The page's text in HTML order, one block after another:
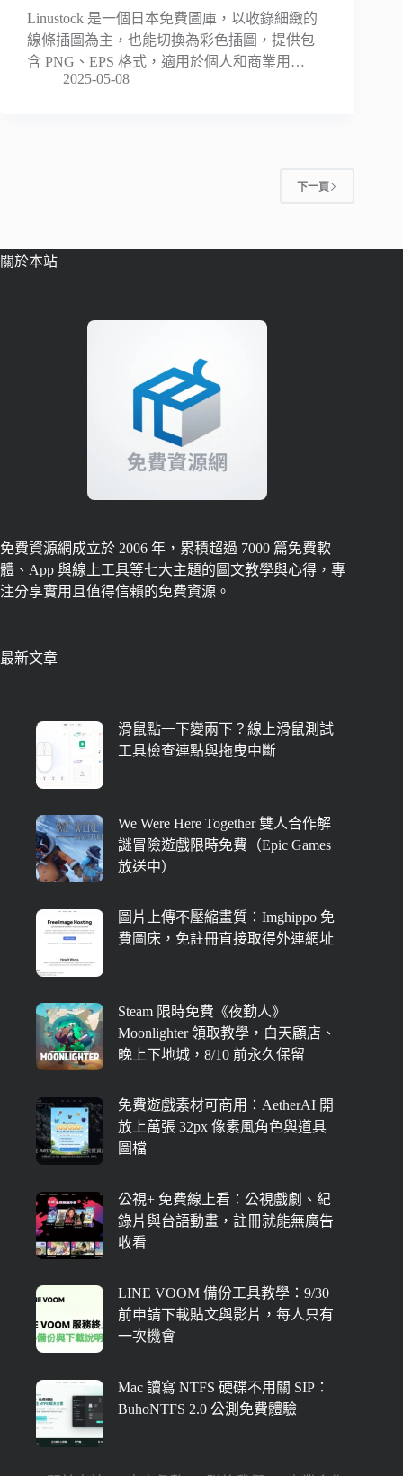
Linustock 是一個日本免費圖庫，以收錄細緻的
線條插圖為主，也能切換為彩色插圖，提供包
含 PNG、EPS 格式，適用於個人和商業用…
2025-05-08
下一頁
關於本站
免費資源網成立於 2006 年，累積超過 7000 篇免費軟
體、App 與線上工具等七大主題的圖文教學與心得，專
注分享實用且值得信賴的免費資源。
最新文章
滑鼠點一下變兩下？線上滑鼠測試
工具檢查連點與拖曳中斷
We Were Here Together 雙人合作解
謎冒險遊戲限時免費（Epic Games
放送中）
圖片上傳不壓縮畫質：Imghippo 免
費圖床，免註冊直接取得外連網址
Steam 限時免費《夜勤人》
Moonlighter 領取教學，白天顧店、
晚上下地城，8/10 前永久保留
免費遊戲素材可商用：AetherAI 開
放上萬張 32px 像素風角色與道具
圖檔
公視+ 免費線上看：公視戲劇、紀
錄片與台語動畫，註冊就能無廣告
收看
LINE VOOM 備份工具教學：9/30
前申請下載貼文與影片，每人只有
一次機會
Mac 讀寫 NTFS 硬碟不用關 SIP：
BuhoNTFS 2.0 公測免費體驗